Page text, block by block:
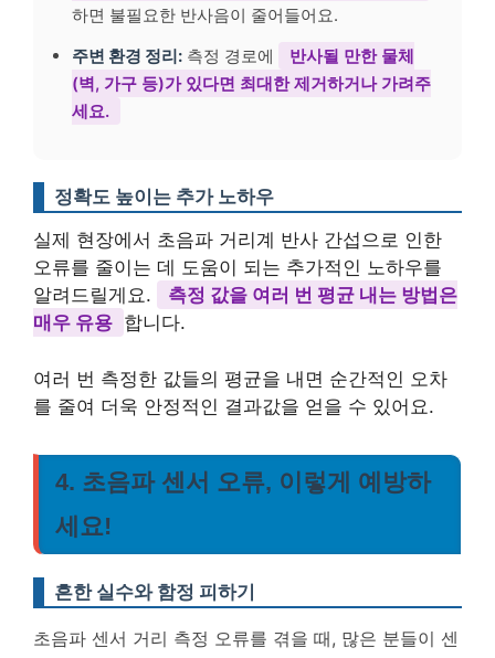
하면 불필요한 반사음이 줄어들어요.
주변 환경 정리: 측정 경로에
반사될 만한 물체
(벽, 가구 등)가 있다면 최대한 제거하거나 가려주
세요.
정확도 높이는 추가 노하우
실제 현장에서 초음파 거리계 반사 간섭으로 인한
오류를 줄이는 데 도움이 되는 추가적인 노하우를
알려드릴게요.
측정 값을 여러 번 평균 내는 방법은
매우 유용 합니다.
여러 번 측정한 값들의 평균을 내면 순간적인 오차
를 줄여 더욱 안정적인 결과값을 얻을 수 있어요.
4. 초음파 센서 오류, 이렇게 예방하
세요!
흔한 실수와 함정 피하기
초음파 센서 거리 측정 오류를 겪을 때, 많은 분들이 센